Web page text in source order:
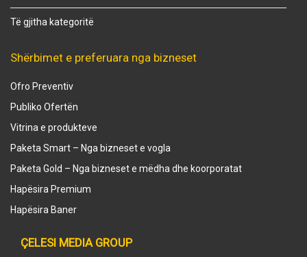
Të gjitha kategoritë
Shërbimet e preferuara nga bizneset
Ofro Preventiv
Publiko Ofertën
Vitrina e produkteve
Paketa Smart – Nga bizneset e vogla
Paketa Gold – Nga bizneset e mëdha dhe koorporatat
Hapësira Premium
Hapësira Baner
ÇELESI MEDIA GROUP